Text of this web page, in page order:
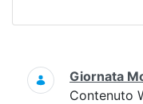
Ricerca
Giornata
Contenuto